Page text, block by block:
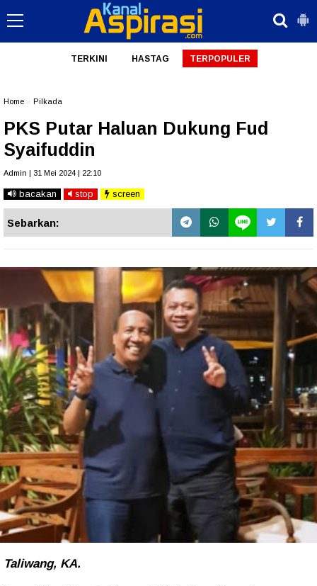
TERKINI HASTAG TERPOPULER
Home Pilkada
PKS Putar Haluan Dukung Fud
Syaifuddin
Admin | 31 Mei 2024 | 22:10
bacakan stop screen
Sebarkan:
Taliwang, KA.